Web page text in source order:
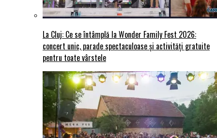
La Cluj: Ce se întâmplă la Wonder Family Fest 2026:
concert unic, parade spectaculoase și activități gratuite
pentru toate vârstele